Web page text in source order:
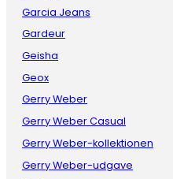
Garcia Jeans
Gardeur
Geisha
Geox
Gerry Weber
Gerry Weber Casual
Gerry Weber-kollektionen
Gerry Weber-udgave